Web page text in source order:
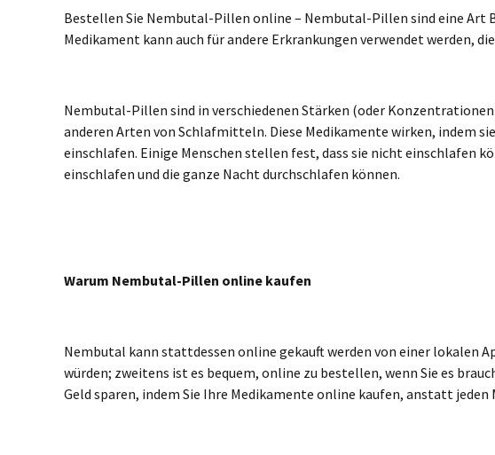
Bestellen Sie Nembutal-Pillen online – Nembutal-Pillen sind eine Art
Medikament kann auch für andere Erkrankungen verwendet werden,
Nembutal-Pillen sind in verschiedenen Stärken (oder
anderen Arten von Schlafmitteln. Diese Medikamente wirken, indem
einschlafen. Einige Menschen stellen fest, dass sie nicht einschlafen
einschlafen und die ganze Nacht durchschlafen können.
Warum Nembutal-Pillen online kaufen
Nembutal kann stattdessen online gekauft werden von einer lokalen
würden; zweitens ist es bequem, online zu bestellen, wenn Sie es
Geld sparen, indem Sie Ihre Medikamente online kaufen, anstatt